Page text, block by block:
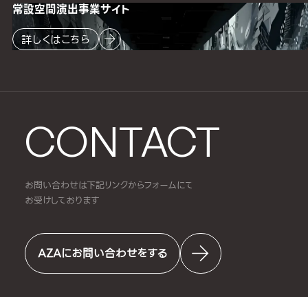
CONTACT
お問い合わせは下記リンクからフォームにて
お受けしております
AZAにお問い合わせをする
常設空間演出事業サイト
詳しくはこちら